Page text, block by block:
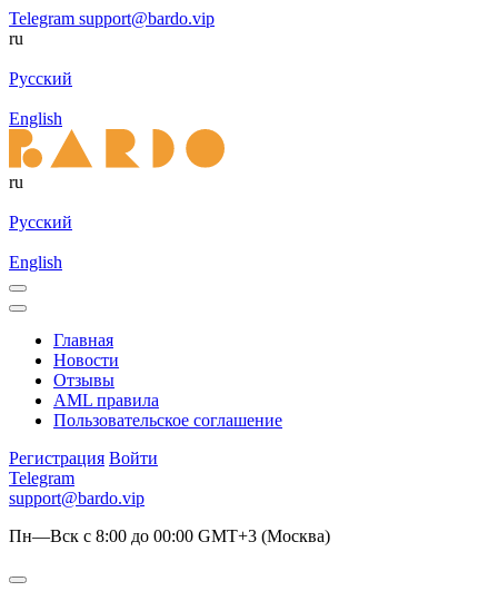
Telegram support@bardo.vip
ru
Русский
English
ru
Русский
English
Главная
Новости
Отзывы
AML правила
Пользовательское соглашение
Регистрация Войти
Telegram
support@bardo.vip
Пн—Вск с 8:00 до 00:00 GMT+3 (Москва)